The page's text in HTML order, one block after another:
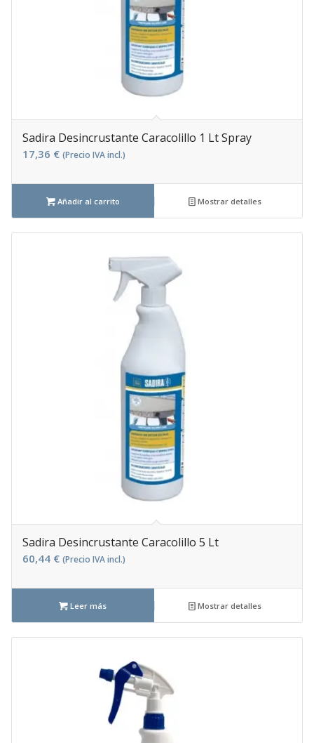
Sadira Desincrustante Caracolillo 1 Lt Spray
17,36 € (Precio IVA incl.)
Añadir al carrito Mostrar detalles
Sadira Desincrustante Caracolillo 5 Lt
60,44 € (Precio IVA incl.)
Leer más Mostrar detalles